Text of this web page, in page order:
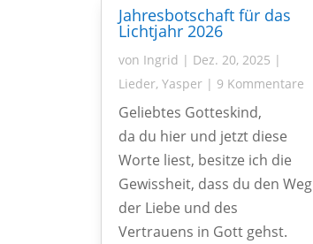
Jahresbotschaft für das
Lichtjahr 2026
von Ingrid | Dez. 20, 2025 |
Lieder,Yasper | 9 Kommentare
Geliebtes Gotteskind,
da du hier und jetzt diese
Worte liest, besitze ich die
Gewissheit, dass du den Weg
der Liebe und des
Vertrauens in Gott gehst.